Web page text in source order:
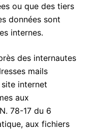
ou que des tiers
données sont
internes.
des internautes
mails
internet
aux
78-17 du 6
aux fichiers